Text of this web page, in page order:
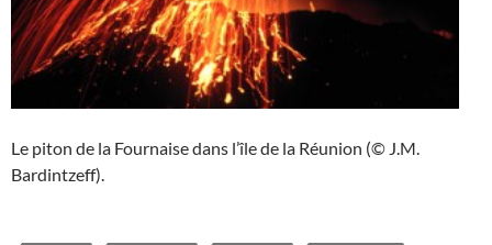
Le piton de la Fournaise dans l’île de la Réunion (© J.M.
Bardintzeff).